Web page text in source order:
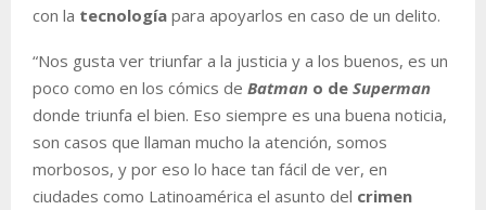
con la tecnología para apoyarlos en caso de un delito.
“Nos gusta ver triunfar a la justicia y a los buenos, es un
poco como en los cómics de Batman o de Superman
donde triunfa el bien. Eso siempre es una buena noticia,
son casos que llaman mucho la atención, somos
morbosos, y por eso lo hace tan fácil de ver, en
ciudades como Latinoamérica el asunto del crimen